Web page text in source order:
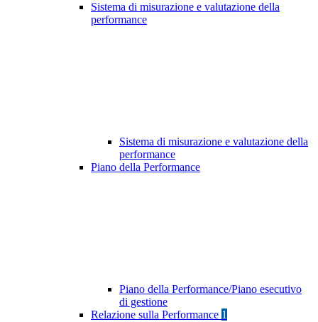
Sistema di misurazione e valutazione della
performance
Sistema di misurazione e valutazione della
performance
Piano della Performance
Piano della Performance/Piano esecutivo
di gestione
Relazione sulla Performance 1